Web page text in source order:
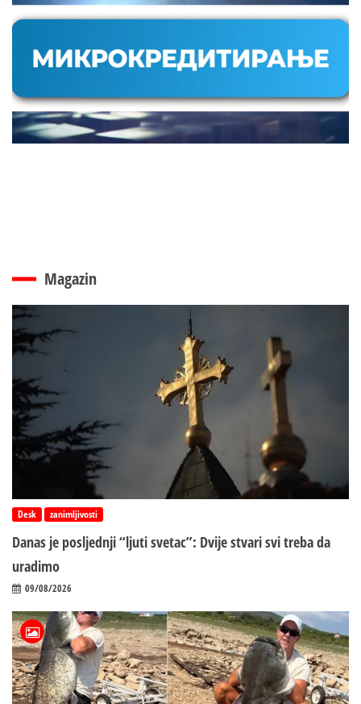
Magazin
Desk zanimljivosti
Danas je posljednji “ljuti svetac”: Dvije stvari svi treba da
uradimo
09/08/2026